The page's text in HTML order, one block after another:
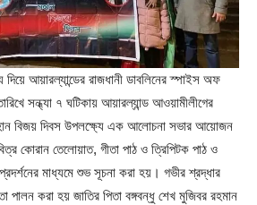
দিয়ে আয়ারল্যান্ডের রাজধানী ডাবলিনের স্পাইস অফ
সন্ধ্যা ৭ ঘটিকায় আয়ারল্যান্ড আওয়ামীলীগের
বিজয় দিবস উপলক্ষ্যে এক আলোচনা সভার আয়োজন
কোরান তেলোয়াত, গীতা পাঠ ও ত্রিপিটক পাঠ ও
মাধ্যমে শুভ সূচনা করা হয়। গভীর শ্রদ্ধার
পালন করা হয় জাতির পিতা বঙ্গবন্ধু শেখ মুজিবর রহমান